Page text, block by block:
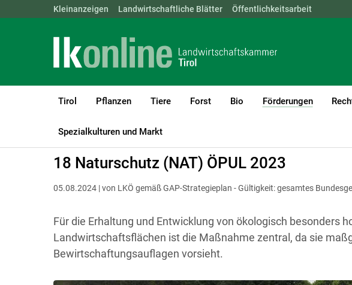
Landwirtschaftskammern: ÖSTERREICH BGLD KTN NÖ OÖ
Kleinanzeigen Landwirtschaftliche Blätter Öffentlichkeitsarbeit
Tirol Pflanzen Tiere Forst Bio Förderungen
(current)1
Spezialkulturen und Markt
LK Tirol Förderungen ÖPUL
18 Naturschutz (NAT) ÖPUL 2023
05.08.2024 | von LKÖ gemäß GAP-Strategieplan - Gültigkeit: gesamtes
Für die Erhaltung und Entwicklung von ökologisch besonders
Landwirtschaftsflächen ist die Maßnahme zentral, da sie
Bewirtschaftungsauflagen vorsieht.